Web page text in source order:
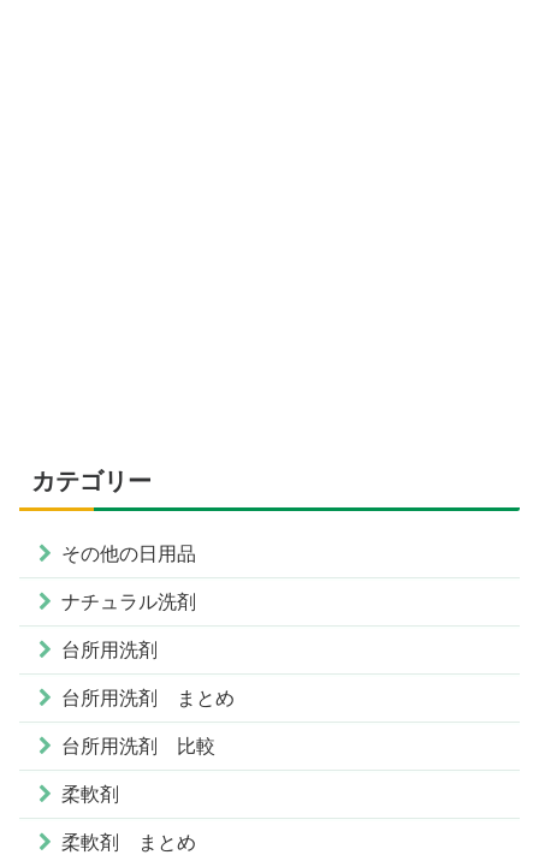
カテゴリー
その他の日用品
ナチュラル洗剤
台所用洗剤
台所用洗剤 まとめ
台所用洗剤 比較
柔軟剤
柔軟剤 まとめ